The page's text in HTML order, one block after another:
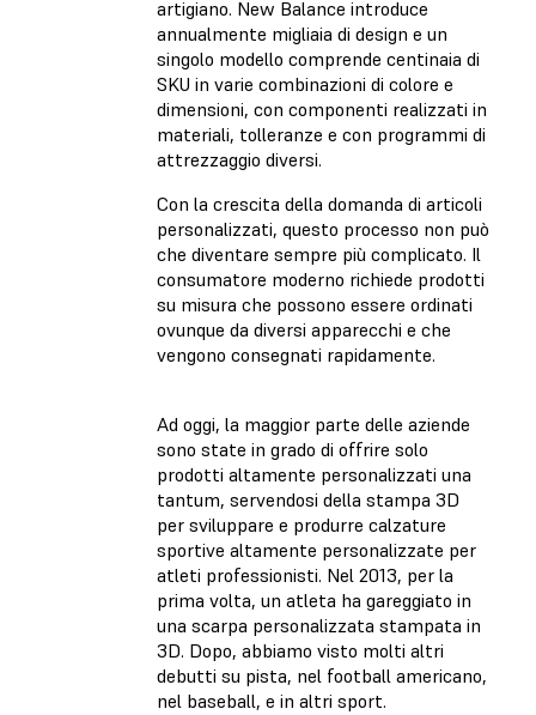
artigiano. New Balance introduce
annualmente migliaia di design e un
singolo modello comprende centinaia di
SKU in varie combinazioni di colore e
dimensioni, con componenti realizzati in
materiali, tolleranze e con programmi di
attrezzaggio diversi.
Con la crescita della domanda di articoli
personalizzati, questo processo non può
che diventare sempre più complicato. Il
consumatore moderno richiede prodotti
su misura che possono essere ordinati
ovunque da diversi apparecchi e che
vengono consegnati rapidamente.
Ad oggi, la maggior parte delle aziende
sono state in grado di offrire solo
prodotti altamente personalizzati una
tantum, servendosi della stampa 3D
per sviluppare e produrre calzature
sportive altamente personalizzate per
atleti professionisti. Nel 2013, per la
prima volta, un atleta ha gareggiato in
una scarpa personalizzata stampata in
3D. Dopo, abbiamo visto molti altri
debutti su pista, nel football americano,
nel baseball, e in altri sport.